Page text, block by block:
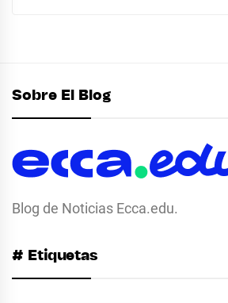
Sobre El Blog
Blog de Noticias Ecca.edu.
# Etiquetas